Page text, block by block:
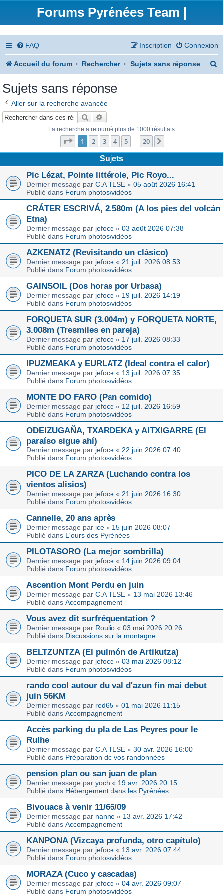
Forums Pyrénées Team |
FAQ Connexion
Inscription
Accueil du forum Rechercher Sujets sans réponse
Sujets sans réponse
Aller sur la recherche avancée
Rechercher
La recherche a retourné plus de 1000 résultats
Page 1sur20
1 2 3 4 5 … 20
Sujets
Pic Lézat, Pointe littérole, Pic Royo...
Dernier message par C.A TLSE « 05 août 2026 16:41
Publié dans Forum photos/vidéos
CRÁTER ESCRIVÁ, 2.580m (A los pies del volcán
Etna)
Dernier message par jefoce « 03 août 2026 07:38
Publié dans Forum photos/vidéos
AZKENATZ (Revisitando un clásico)
Dernier message par jefoce « 21 juil. 2026 08:53
Publié dans Forum photos/vidéos
GAINSOIL (Dos horas por Urbasa)
Dernier message par jefoce « 19 juil. 2026 14:19
Publié dans Forum photos/vidéos
FORQUETA SUR (3.004m) y FORQUETA NORTE,
3.008m (Tresmiles en pareja)
Dernier message par jefoce « 17 juil. 2026 08:33
Publié dans Forum photos/vidéos
IPUZMEAKA y EURLATZ (Ideal contra el calor)
Dernier message par jefoce « 13 juil. 2026 07:35
Publié dans Forum photos/vidéos
MONTE DO FARO (Pan comido)
Dernier message par jefoce « 12 juil. 2026 16:59
Publié dans Forum photos/vidéos
ODEIZUGAÑA, TXARDEKA y AITXIGARRE (El
paraíso sigue ahí)
Dernier message par jefoce « 22 juin 2026 07:40
Publié dans Forum photos/vidéos
PICO DE LA ZARZA (Luchando contra los
vientos alisios)
Dernier message par jefoce « 21 juin 2026 16:30
Publié dans Forum photos/vidéos
Cannelle, 20 ans après
Dernier message par ice « 15 juin 2026 08:07
Publié dans L'ours des Pyrénées
PILOTASORO (La mejor sombrilla)
Dernier message par jefoce « 14 juin 2026 09:04
Publié dans Forum photos/vidéos
Ascention Mont Perdu en juin
Dernier message par C.A TLSE « 13 mai 2026 13:46
Publié dans Accompagnement
Vous avez dit surfréquentation ?
Dernier message par Roulio « 03 mai 2026 20:26
Publié dans Discussions sur la montagne
BELTZUNTZA (El pulmón de Artikutza)
Dernier message par jefoce « 03 mai 2026 08:12
Publié dans Forum photos/vidéos
rando cool autour du val d'azun fin mai debut
juin 56KM
Dernier message par red65 « 01 mai 2026 11:15
Publié dans Accompagnement
Accès parking du pla de Las Peyres pour le
Rulhe
Dernier message par C.A TLSE « 30 avr. 2026 16:00
Publié dans Préparation de vos randonnées
pension plan ou san juan de plan
Dernier message par yoch « 19 avr. 2026 20:15
Publié dans Hébergement dans les Pyrénées
Bivouacs à venir 11/66/09
Dernier message par nanne « 13 avr. 2026 17:42
Publié dans Accompagnement
KANPONA (Vizcaya profunda, otro capítulo)
Dernier message par jefoce « 13 avr. 2026 07:44
Publié dans Forum photos/vidéos
MORAZA (Cuco y cascadas)
Dernier message par jefoce « 04 avr. 2026 09:07
Publié dans Forum photos/vidéos